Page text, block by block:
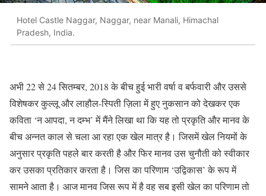
Hotel Castle Naggar, Naggar, near Manali, Himachal
Pradesh, India.
अभी 22 से 24 सितम्बर, 2018 के बीच हुई भारी वर्षा व बर्फवारी और उससे
विशेषकर कुल्लू और लाहौल-स्पिती ज़िला में हुए नुकसान को देखकर एक
कविता ‘न आपदा, न दम्भ’ में मैंने लिखा था कि यह तो प्रकृति और मानव के
बीच अन्नत काल से चला आ रहा एक खेल मात्र है। जिसमें खेल नियमों के
अनुसार प्रकृति पहले बार करती है और फिर मानव उस चुनौती को स्वीकार
कर उसका प्रतिकार करता है। जिस का परिणाम ‘उद्विकास’ के रूप में
सामने आता है। आज मानव जिस रूप में है वह सब इसी खेल का परिणाम तो